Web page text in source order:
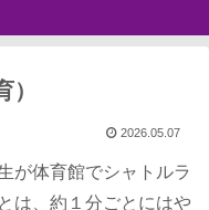
2026.05.07
が体育館でシャトルラ
は、約１分ごとにはや